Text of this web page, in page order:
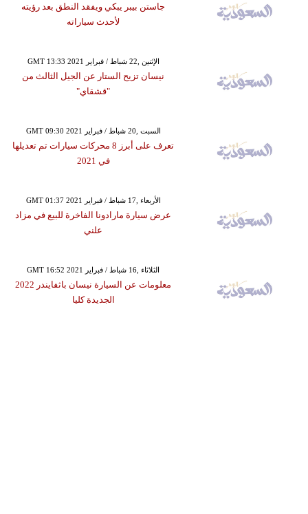
جاستن بيبر يبكي ويفقد النطق بعد رؤيته
لأحدث سياراته
GMT 13:33 2021 الإثنين ,22 شباط / فبراير
نيسان تزيح الستار عن الجيل الثالث من
"قشقاي"
GMT 09:30 2021 السبت ,20 شباط / فبراير
تعرف على أبرز 8 محركات سيارات تم تعديلها
في 2021
GMT 01:37 2021 الأربعاء ,17 شباط / فبراير
عرض سيارة مارادونا الفاخرة للبيع في مزاد
علني
GMT 16:52 2021 الثلاثاء ,16 شباط / فبراير
معلومات عن السيارة نيسان باثفايندر 2022
الجديدة كليا